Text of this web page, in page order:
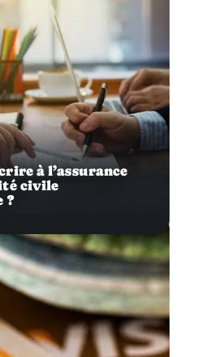
à l’assurance
civile
?